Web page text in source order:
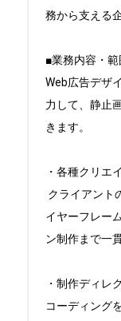
務から支える
■業務内容・範
Web広告デザ
力して、静止
きます。
・各種クリエ
イヤーフレー
ン制作まで一
・制作ディレ
コーディング